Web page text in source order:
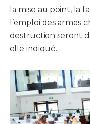
la mise au point, la
l’emploi des armes
destruction seront
elle indiqué.